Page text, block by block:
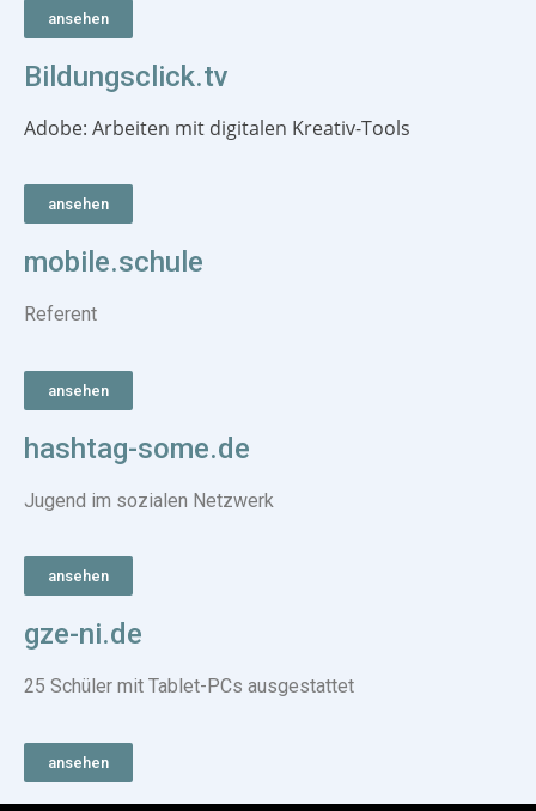
ansehen
Bildungsclick.tv
Adobe: Arbeiten mit digitalen Kreativ-Tools
ansehen
mobile.schule
Referent
ansehen
hashtag-some.de
Jugend im sozialen Netzwerk
ansehen
gze-ni.de
25 Schüler mit Tablet-PCs ausgestattet
ansehen